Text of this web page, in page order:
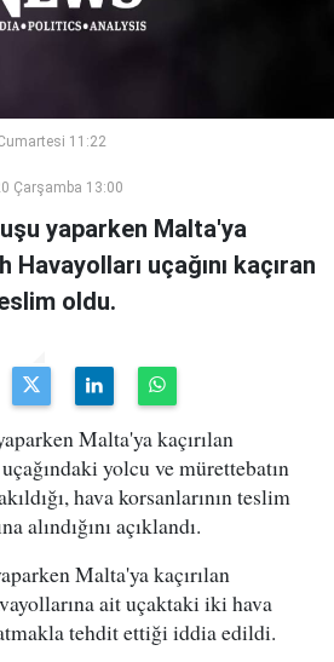
11:22
Çarşamba 13:00
yaparken Malta'ya
Havayolları uçağını kaçıran
oldu.
Malta'ya kaçırılan
yolcu ve mürettebatın
hava korsanlarının teslim
alındığını açıklandı.
Malta'ya kaçırılan
ait uçaktaki iki hava
tehdit ettiği iddia edildi.